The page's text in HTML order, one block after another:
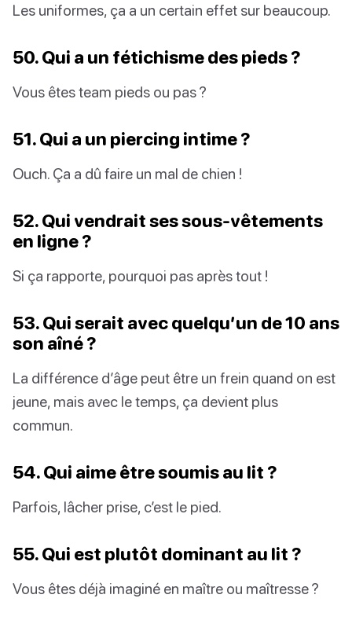
Les uniformes, ça a un certain effet sur beaucoup.
50. Qui a un fétichisme des pieds ?
Vous êtes team pieds ou pas ?
51. Qui a un piercing intime ?
Ouch. Ça a dû faire un mal de chien !
52. Qui vendrait ses sous-vêtements
en ligne ?
Si ça rapporte, pourquoi pas après tout !
53. Qui serait avec quelqu’un de 10 ans
son aîné ?
La différence d’âge peut être un frein quand on est
jeune, mais avec le temps, ça devient plus
commun.
54. Qui aime être soumis au lit ?
Parfois, lâcher prise, c’est le pied.
55. Qui est plutôt dominant au lit ?
Vous êtes déjà imaginé en maître ou maîtresse ?